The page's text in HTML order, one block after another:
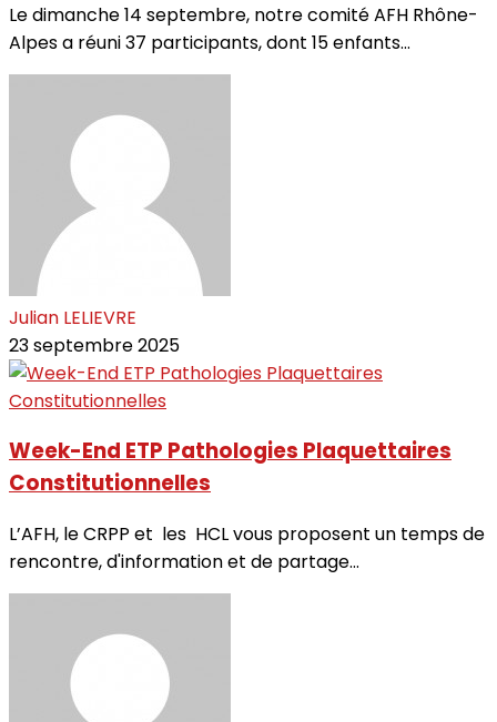
Le dimanche 14 septembre, notre comité AFH Rhône-
Alpes a réuni 37 participants, dont 15 enfants...
Julian LELIEVRE
23 septembre 2025
Week-End ETP Pathologies Plaquettaires
Constitutionnelles
L’AFH, le CRPP et les HCL vous proposent un temps de
rencontre, d'information et de partage...